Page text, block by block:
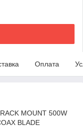
Оплата
MOUNT 500W
BLADE